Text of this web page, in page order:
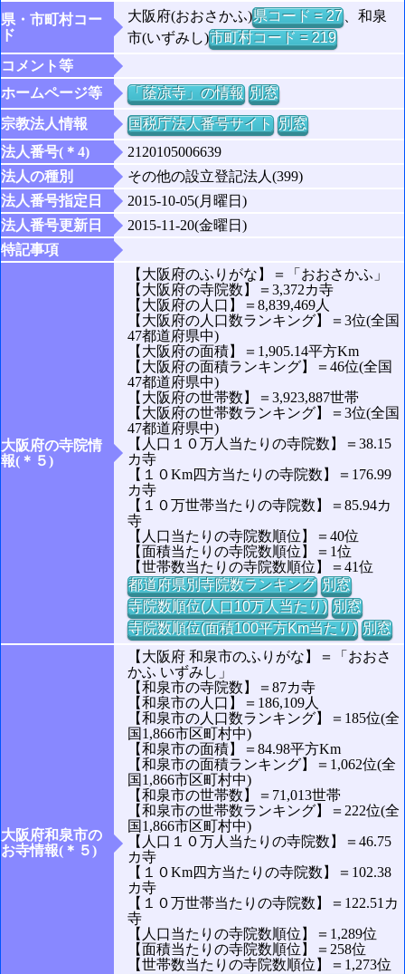
県・市町村コー
ド
大阪府(おおさかふ)県コード = 27、和泉
市(いずみし)市町村コード = 219
コメント等
ホームページ等
「䕃凉寺」の情報 別窓
宗教法人情報
国税庁法人番号サイト 別窓
法人番号(＊4)
2120105006639
法人の種別
その他の設立登記法人(399)
法人番号指定日
2015-10-05(月曜日)
法人番号更新日
2015-11-20(金曜日)
特記事項
大阪府の寺院情
報(＊５)
【大阪府のふりがな】＝「おおさかふ」
【大阪府の寺院数】＝3,372カ寺
【大阪府の人口】＝8,839,469人
【大阪府の人口数ランキング】＝3位(全国
47都道府県中)
【大阪府の面積】＝1,905.14平方Km
【大阪府の面積ランキング】＝46位(全国
47都道府県中)
【大阪府の世帯数】＝3,923,887世帯
【大阪府の世帯数ランキング】＝3位(全国
47都道府県中)
【人口１０万人当たりの寺院数】＝38.15
カ寺
【１０Km四方当たりの寺院数】＝176.99
カ寺
【１０万世帯当たりの寺院数】＝85.94カ
寺
【人口当たりの寺院数順位】＝40位
【面積当たりの寺院数順位】＝1位
【世帯数当たりの寺院数順位】＝41位
都道府県別寺院数ランキング 別窓
寺院数順位(人口10万人当たり) 別窓
寺院数順位(面積100平方Km当たり) 別窓
大阪府和泉市の
お寺情報(＊５)
【大阪府 和泉市のふりがな】＝「おおさ
かふ いずみし」
【和泉市の寺院数】＝87カ寺
【和泉市の人口】＝186,109人
【和泉市の人口数ランキング】＝185位(全
国1,866市区町村中)
【和泉市の面積】＝84.98平方Km
【和泉市の面積ランキング】＝1,062位(全
国1,866市区町村中)
【和泉市の世帯数】＝71,013世帯
【和泉市の世帯数ランキング】＝222位(全
国1,866市区町村中)
【人口１０万人当たりの寺院数】＝46.75
カ寺
【１０Km四方当たりの寺院数】＝102.38
カ寺
【１０万世帯当たりの寺院数】＝122.51カ
寺
【人口当たりの寺院数順位】＝1,289位
【面積当たりの寺院数順位】＝258位
【世帯数当たりの寺院数順位】＝1,273位